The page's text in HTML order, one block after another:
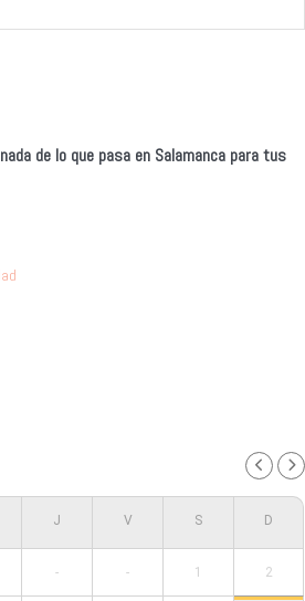
de lo que pasa en Salamanca para tus
- - 1 2